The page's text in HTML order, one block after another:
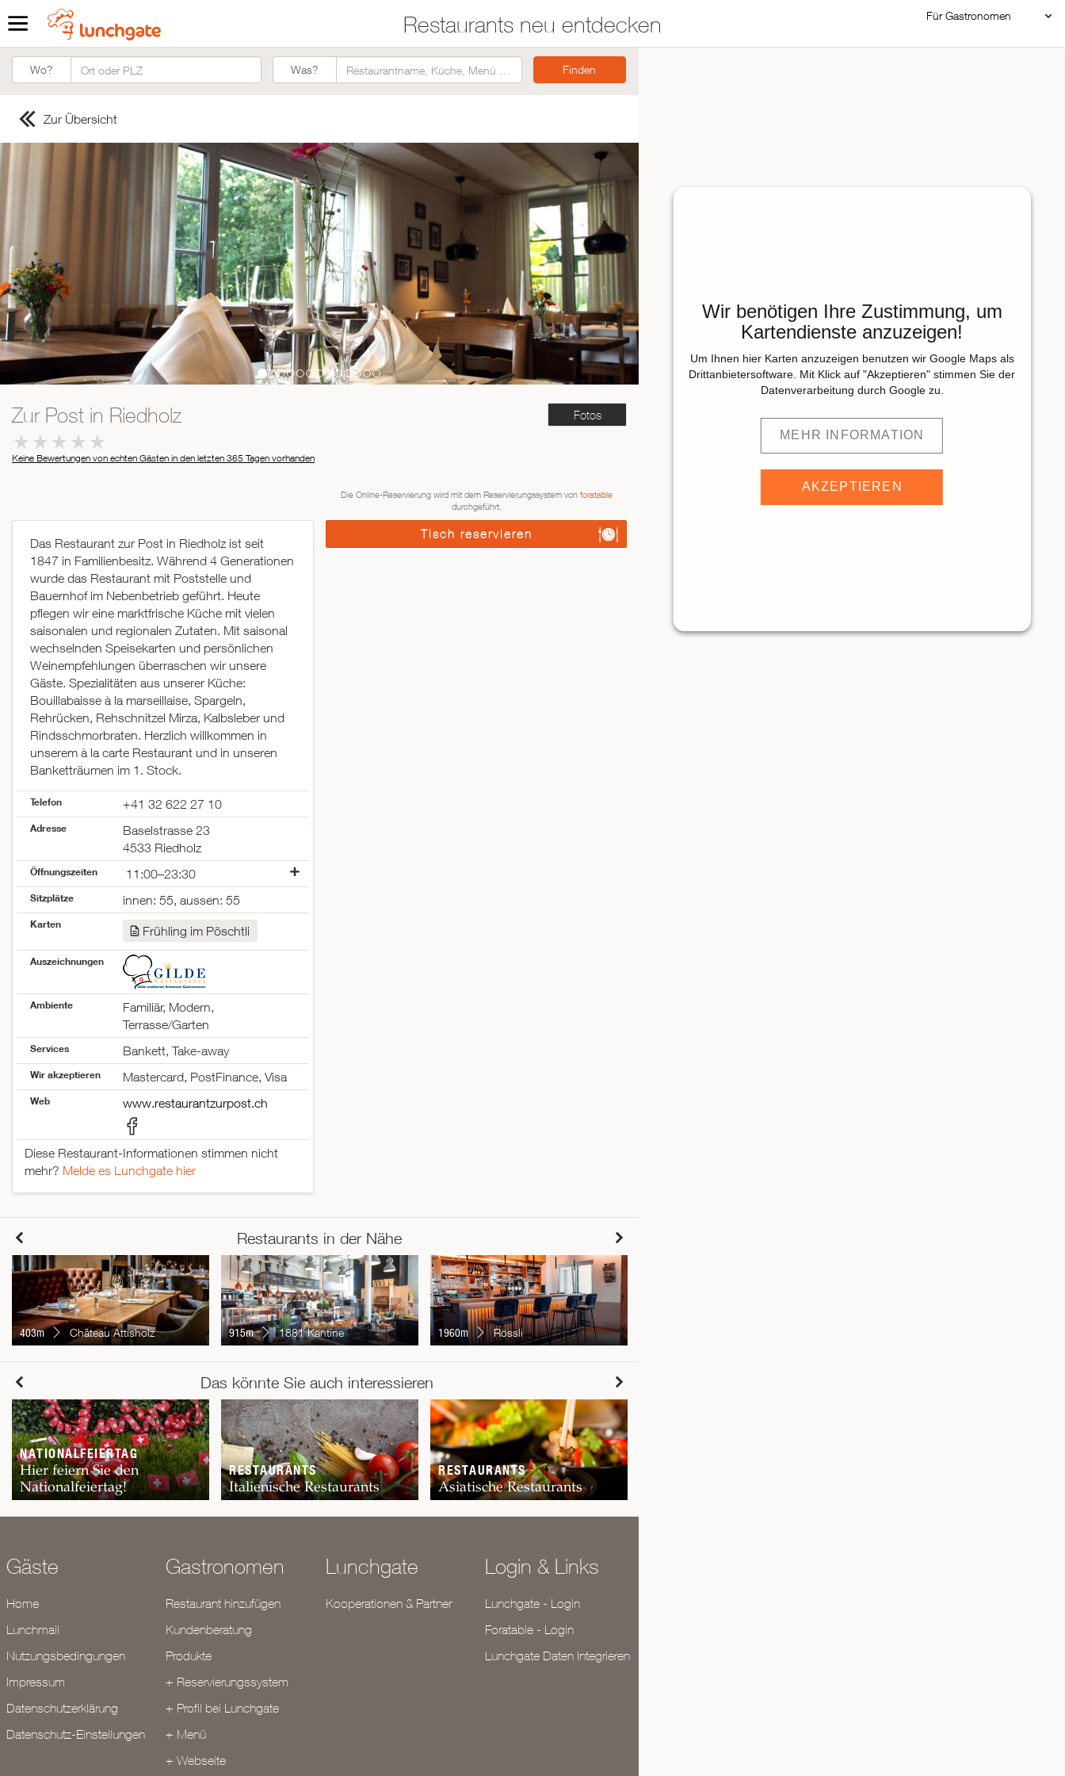
Restaurants neu entdecken
Für Gastronomen
ZUR STARTSEITE ZUR RESTAURANTSUCHE
Asiatisch
Italienisch
Französisch
Traditionell
Vegetarisch
Mexikanisch
Spanisch
Wo? Was?Was?
Zur Übersicht
Fotos
Zur Post in Riedholz
Keine Bewertungen von echten Gästen in den letzten 365 Tagen vorhanden
Die Online-Reservierung wird mit dem Reservierungssystem von foratable
durchgeführt.
Das Restaurant zur Post in Riedholz ist seit
1847 in Familienbesitz. Während 4 Generationen
wurde das Restaurant mit Poststelle und
Bauernhof im Nebenbetrieb geführt. Heute
pflegen wir eine marktfrische Küche mit vielen
saisonalen und regionalen Zutaten. Mit saisonal
wechselnden Speisekarten und persönlichen
Weinempfehlungen überraschen wir unsere
Gäste. Spezialitäten aus unserer Küche:
Bouillabaisse à la marseillaise, Spargeln,
Rehrücken, Rehschnitzel Mirza, Kalbsleber und
Rindsschmorbraten. Herzlich willkommen in
unserem à la carte Restaurant und in unseren
Banketträumen im 1. Stock.
Telefon +41 32 622 27 10
Adresse
Baselstrasse 23
4533 Riedholz
Öffnungszeiten
11:00–23:30
Montag
Mittwoch
Freitag
Sonntag
11:00–23:30
11:00–23:30
geschlossen
11:00–23:30
11:00–23:30
11:00–21:00
Sitzplätze innen: 55, aussen: 55
Karten Frühling im Pöschtli
Auszeichnungen
Ambiente
Familiär, Modern,
Terrasse/Garten
Services Bankett, Take-away
Wir akzeptieren Mastercard, PostFinance, Visa
Web www.restaurantzurpost.ch
Diese Restaurant-Informationen stimmen nicht
mehr? Melde es Lunchgate hier
Tisch reservieren
Restaurants in der Nähe
403m Château Attisholz 915m 1881 Kantine 1960m Rössli
Das könnte Sie auch interessieren
NATIONALFEIERTAG
Hier feiern Sie den
Nationalfeiertag!
RESTAURANTS
Italienische Restaurants
RESTAURANTS
Asiatische Restaurants
Gäste
Home
Lunchmail
Nutzungsbedingungen
Impressum
Datenschutzerklärung
Datenschutz-Einstellungen
Gastronomen
Restaurant hinzufügen
Kundenberatung
Produkte
+ Reservierungssystem
+ Profil bei Lunchgate
+ Menü
+ Webseite
Lunchgate
Kooperationen & Partner
Login & Links
Lunchgate - Login
Foratable - Login
Lunchgate Daten Integrieren
Wir benötigen Ihre Zustimmung, um
Kartendienste anzuzeigen!
Um Ihnen hier Karten anzuzeigen benutzen wir Google Maps als
Drittanbietersoftware. Mit Klick auf "Akzeptieren" stimmen Sie der
Datenverarbeitung durch Google zu.
MEHR INFORMATION
AKZEPTIEREN